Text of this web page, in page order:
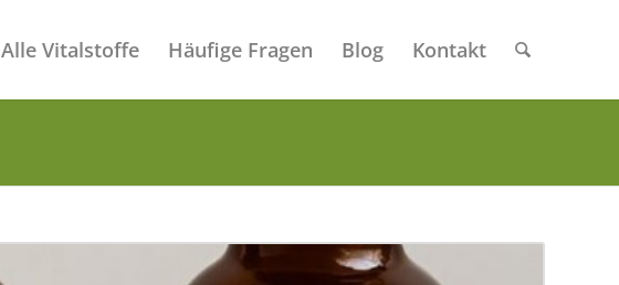
Alle Vitalstoffe Häufige Fragen Blog Kontakt